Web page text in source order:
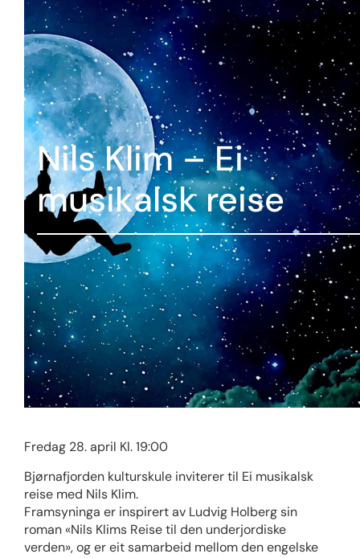
Nils Klim – Ei
musikalsk reise
Fredag 28. april Kl. 19:00
Bjørnafjorden kulturskule inviterer til Ei musikalsk
reise med Nils Klim.
Framsyninga er inspirert av Ludvig Holberg sin
roman «Nils Klims Reise til den underjordiske
verden», og er eit samarbeid mellom den engelske